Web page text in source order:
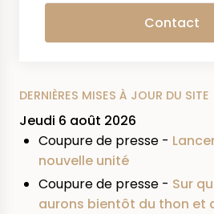
Contact
DERNIÈRES MISES À JOUR DU SITE
Jeudi 6 août 2026
Coupure de presse -
nouvelle unité
Coupure de presse - Sur
aurons bientôt du thon et